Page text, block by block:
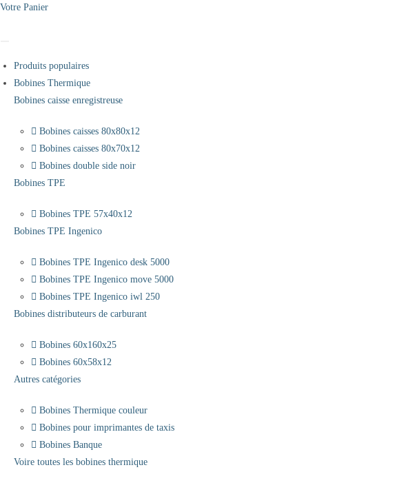
Votre Panier
Produits populaires
Bobines Thermique
Bobines caisse enregistreuse
Bobines caisses 80x80x12
Bobines caisses 80x70x12
Bobines double side noir
Bobines TPE
Bobines TPE 57x40x12
Bobines TPE Ingenico
Bobines TPE Ingenico desk 5000
Bobines TPE Ingenico move 5000
Bobines TPE Ingenico iwl 250
Bobines distributeurs de carburant
Bobines 60x160x25
Bobines 60x58x12
Autres catégories
Bobines Thermique couleur
Bobines pour imprimantes de taxis
Bobines Banque
Voire toutes les bobines thermique